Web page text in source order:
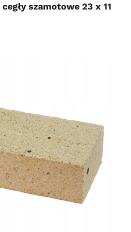
szamotowe 23 x 11